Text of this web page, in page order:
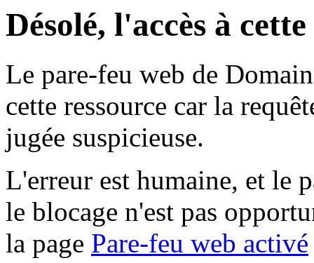
Désolé, l'accès à
Le pare-feu web de
cette ressource car la
jugée suspicieuse.
L'erreur est humaine, et le
le blocage n'est pas
la page Pare-feu web activé